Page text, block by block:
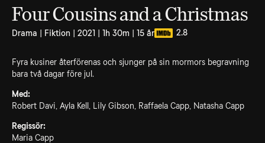
Four Cousins and a Christmas
Drama | Fiktion | 2021 | 1h 30m | 15 år 2.8
Fyra kusiner återförenas och sjunger på sin mormors begravning
bara två dagar före jul.
Med:
Robert Davi, Ayla Kell, Lily Gibson, Raffaela Capp, Natasha Capp
Regissör:
Maria Capp